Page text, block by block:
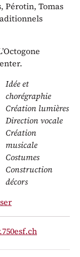
Pérotin, Tomas
Idée et
chorégraphie
Création lumières
Direction vocale
Création
musicale
Costumes
Construction
décors